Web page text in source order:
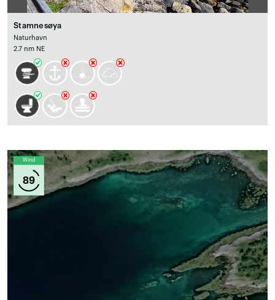
Stamnesøya
Naturhavn
2.7 nm NE
Wind
89